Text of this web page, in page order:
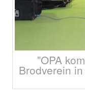
"OPA
Brodverein